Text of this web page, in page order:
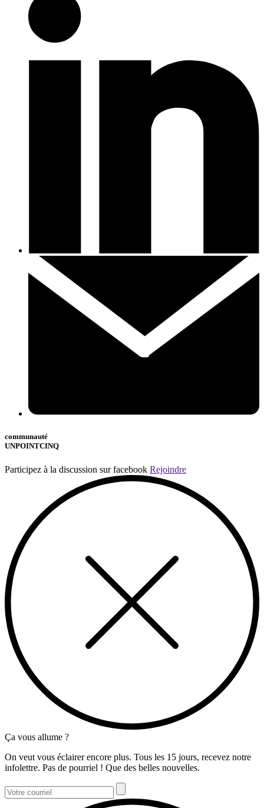
communauté
UNPOINTCINQ
Participez à la discussion sur facebook Rejoindre
Ça vous allume ?
On veut vous éclairer encore plus. Tous les 15 jours, recevez notre
infolettre. Pas de pourriel ! Que des belles nouvelles.